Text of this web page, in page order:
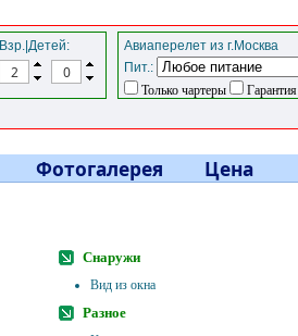
Взр.|Детей:
Авиаперелет из г.Москва
Пит.:
Только чартеры
Гарантия
Фотогалерея Цена
Снаружи
Вид из окна
Разное